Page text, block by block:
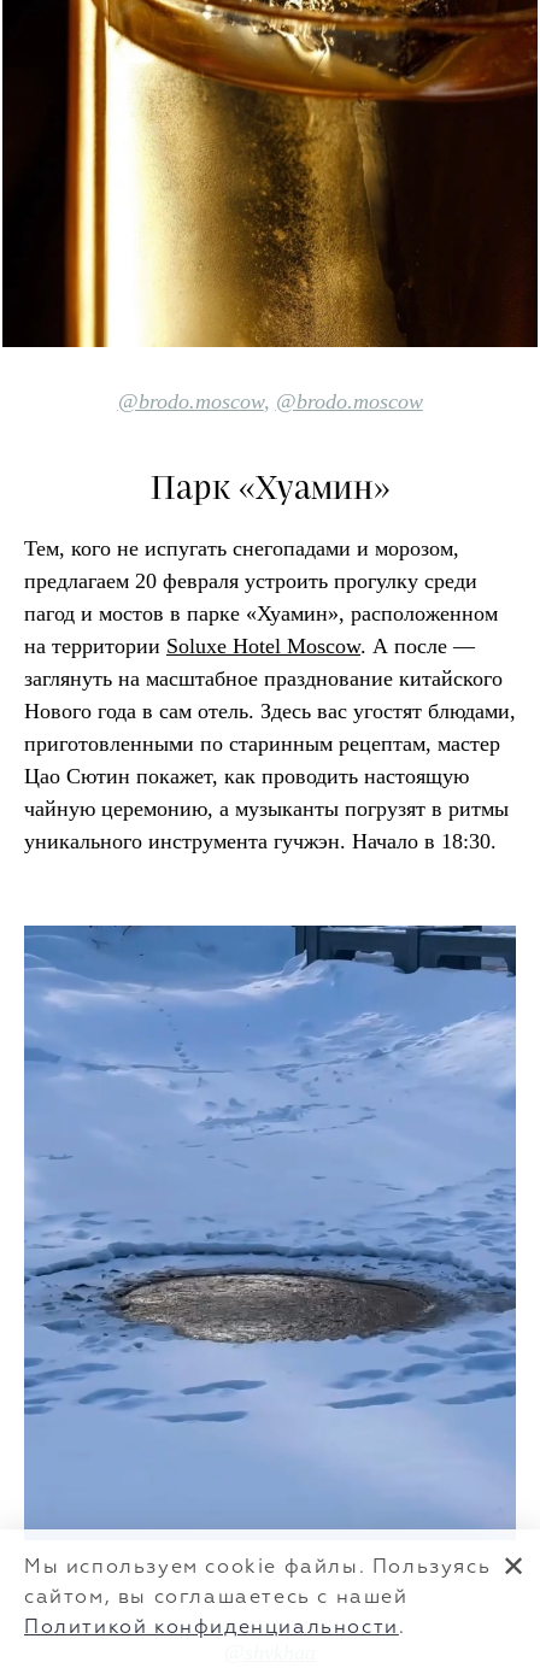
@brodo.moscow, @brodo.moscow
Парк «Хуамин»
Тем, кого не испугать снегопадами и морозом,
предлагаем 20 февраля устроить прогулку среди
пагод и мостов в парке «Хуамин», расположенном
на территории Soluxe Hotel Moscow. А после —
заглянуть на масштабное празднование китайского
Нового года в сам отель. Здесь вас угостят блюдами,
приготовленными по старинным рецептам, мастер
Цао Сютин покажет, как проводить настоящую
чайную церемонию, а музыканты погрузят в ритмы
уникального инструмента гучжэн. Начало в 18:30.
Мы используем cookie файлы. Пользуясь
сайтом, вы соглашаетесь с нашей
Политикой конфиденциальности .
✕